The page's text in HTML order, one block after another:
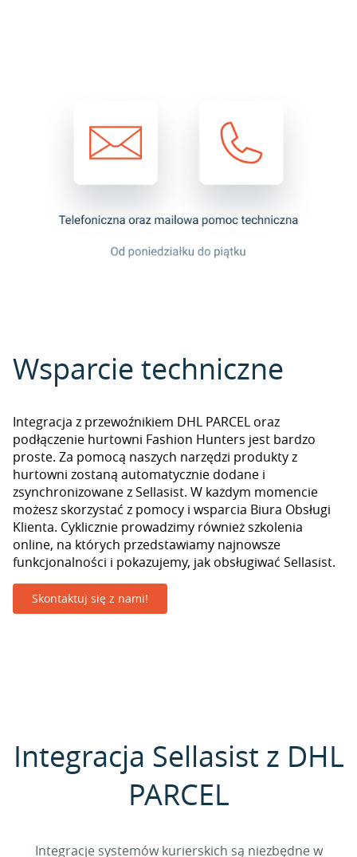
Wsparcie techniczne
Integracja z przewoźnikiem DHL PARCEL oraz
podłączenie hurtowni Fashion Hunters jest bardzo
proste. Za pomocą naszych narzędzi produkty z
hurtowni zostaną automatycznie dodane i
zsynchronizowane z Sellasist. W każdym momencie
możesz skorzystać z pomocy i wsparcia Biura Obsługi
Klienta. Cyklicznie prowadzimy również szkolenia
online, na których przedstawiamy najnowsze
funkcjonalności i pokazujemy, jak obsługiwać Sellasist.
Skontaktuj się z nami!
Integracja Sellasist z DHL
PARCEL
Integracje systemów kurierskich są niezbędne w